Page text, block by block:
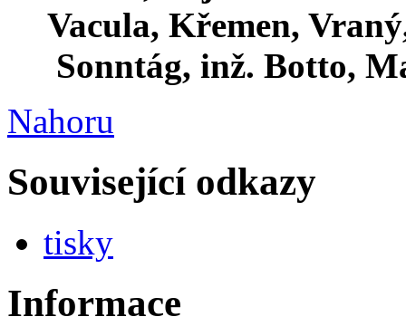
Vacula, Křemen,
Sonntág, inž. Botto,
Nahoru
Související odkazy
tisky
Informace